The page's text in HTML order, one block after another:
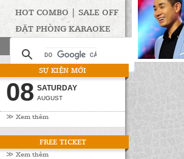
HOT COMBO | SALE OFF
ĐẶT PHÒNG KARAOKE
SỰ KIỆN MỚI
08 SATURDAY
AUGUST
≫ Xem thêm
FREE TICKET
≫ Xem thêm